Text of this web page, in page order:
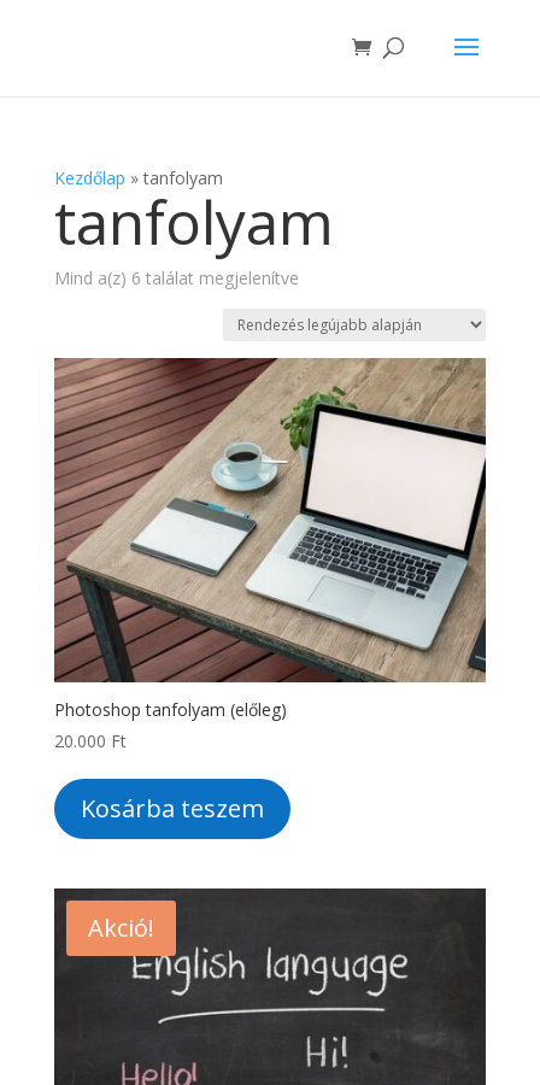
Kezdőlap »tanfolyam
tanfolyam
Mind a(z) 6 találat megjelenítveSorted
latest
Photoshop tanfolyam (előleg)
20.000 Ft
Kosárba teszem
Akció!